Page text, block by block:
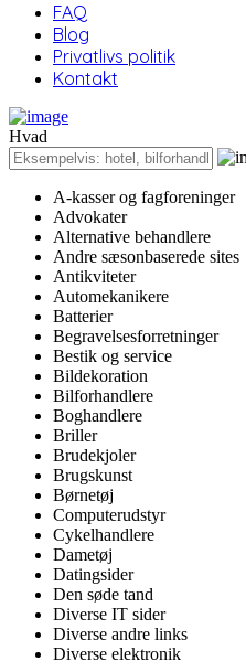
FAQ
Blog
Privatlivs politik
Kontakt
Hvad
A-kasser og fagforeninger
Advokater
Alternative behandlere
Andre sæsonbaserede sites
Antikviteter
Automekanikere
Batterier
Begravelsesforretninger
Bestik og service
Bildekoration
Bilforhandlere
Boghandlere
Briller
Brudekjoler
Brugskunst
Børnetøj
Computerudstyr
Cykelhandlere
Dametøj
Datingsider
Den søde tand
Diverse IT sider
Diverse andre links
Diverse elektronik